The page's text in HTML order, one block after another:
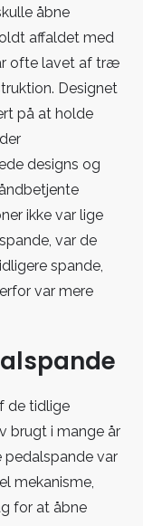
åbne
affaldet med
ofte lavet af træ
Designet
på at holde
designs og
ikke var lige
var de
spande,
var mere
de tidlige
brugt i mange år
pedalspande var
mekanisme,
for at åbne